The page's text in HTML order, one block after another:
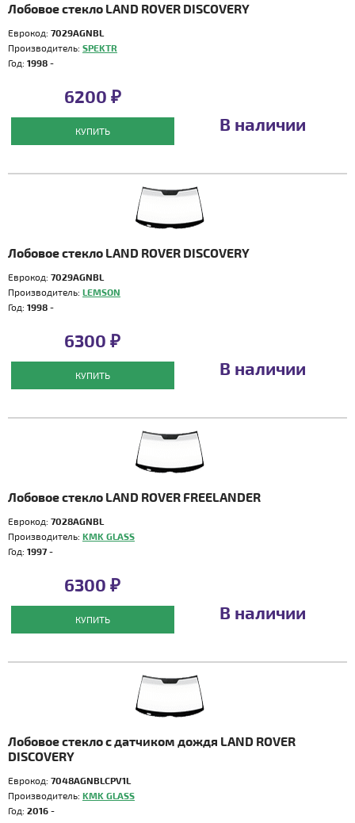
Лобовое стекло LAND ROVER DISCOVERY
Еврокод: 7029AGNBL
Производитель: SPEKTR
Год: 1998 -
6200 ₽
КУПИТЬ В наличии
Лобовое стекло LAND ROVER DISCOVERY
Еврокод: 7029AGNBL
Производитель: LEMSON
Год: 1998 -
6300 ₽
КУПИТЬ В наличии
Лобовое стекло LAND ROVER FREELANDER
Еврокод: 7028AGNBL
Производитель: KMK GLASS
Год: 1997 -
6300 ₽
КУПИТЬ В наличии
Лобовое стекло с датчиком дождя LAND ROVER
DISCOVERY
Еврокод: 7048AGNBLCPV1L
Производитель: KMK GLASS
Год: 2016 -